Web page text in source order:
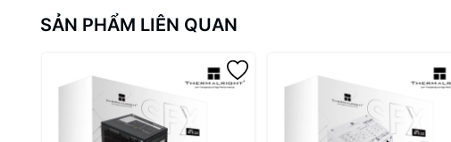
SẢN PHẨM LIÊN QUAN